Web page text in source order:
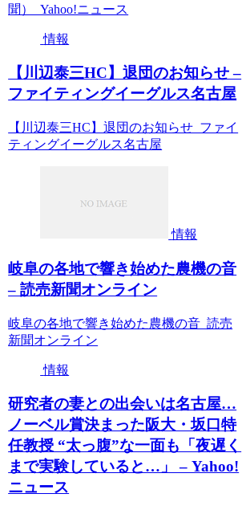
聞） Yahoo!ニュース
情報
【川辺泰三HC】退団のお知らせ –
ファイティングイーグルス名古屋
【川辺泰三HC】退団のお知らせ ファイ
ティングイーグルス名古屋
情報
岐阜の各地で響き始めた農機の音
– 読売新聞オンライン
岐阜の各地で響き始めた農機の音 読売
新聞オンライン
情報
研究者の妻との出会いは名古屋…
ノーベル賞決まった阪大・坂口特
任教授 “太っ腹”な一面も「夜遅く
まで実験していると…」 – Yahoo!
ニュース